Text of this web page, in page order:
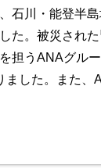
石川・能登半
た。被災され
担うANAグル
ました。また